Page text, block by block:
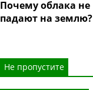
Почему облака не
падают на землю?
Не пропустите